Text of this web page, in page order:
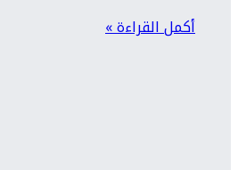
أكمل القراءة »